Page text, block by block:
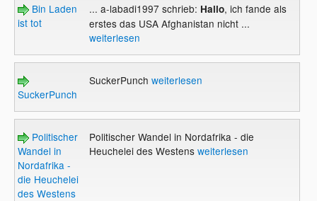
Bin Laden
ist tot
... a-labadi1997 schrieb: Hallo, ich fande als
erstes das USA Afghanistan nicht ...
weiterlesen
SuckerPunch
SuckerPunch weiterlesen
Politischer
Wandel in
Nordafrika -
die Heuchelei
des Westens
Politischer Wandel in Nordafrika - die
Heuchelei des Westens weiterlesen